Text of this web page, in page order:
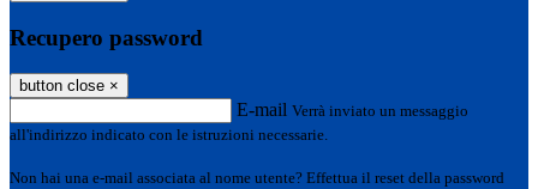
Recupero password
button close ×
E-mail Verrà inviato un messaggio
all'indirizzo indicato con le istruzioni necessarie.
Non hai una e-mail associata al nome utente? Effettua il reset della password